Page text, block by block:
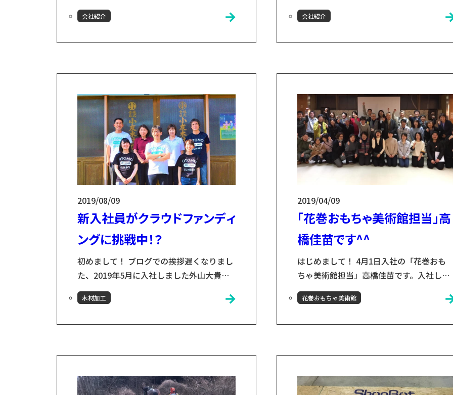
んの少しわたしも「木材店の人」になって
きたかもと思ってきています。先日、マル
実現する「新世代木材店」を模索し、深
化・普及させていくんだ！ということを再
確認しました。その後、各部門からの成果
と目標の発表を経...
会社紹介
げます。重機や車の入れない場所で重い物
を運ぶ際に山猫がお役に立てる可能性があ
番号：0198-23-4331 このブログの担当者
山猫プロジェクト担当の古川です！ 学生の
頃、陸前高田市のNP...
会社紹介
2019/08/09
新入社員がクラウドファンディ
ングに挑戦中！？
初めまして！ ブログでの挨拶遅くなりまし
た、2019年5月に入社しました外山大貴
（とやまだいき）です。＊画像左上 2018年
12月、私が大学4年生（就活中）の時に花
たちのご縁で仕事が決まる！ というミラク
ルな流れで2019年4月に名古屋から花巻に...
木材加工
2019/04/09
「花巻おもちゃ美術館担当」高
橋佳苗です^^
はじめまして！ 4月1日入社の「花巻おも
ちゃ美術館担当」高橋佳苗です。入社して
から1週間が経ちましたが、本当にあっと
う間でした。 先月岩手大学人文社会科学部
本で農薬の危険性に警鐘を鳴らしたメリカ
の科学者・作家の女性です。簡単に言う
花巻おもちゃ美術館